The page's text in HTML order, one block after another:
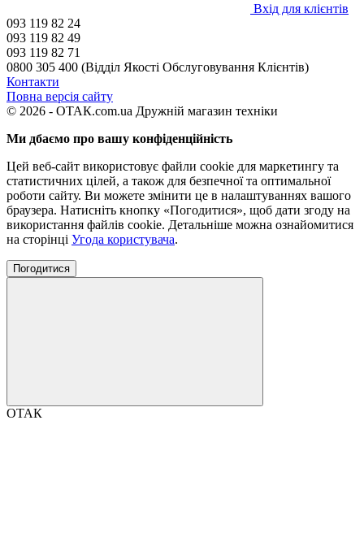
Вхід для клієнтів
093 119 82 24
093 119 82 49
093 119 82 71
0800 305 400 (Відділ Якості Обслуговування Клієнтів)
Контакти
Повна версія сайту
© 2026 - ОТАК.com.ua Дружній магазин техніки
Ми дбаємо про вашу конфіденційність
Цей веб-сайт використовує файли cookie для маркетингу та
статистичних цілей, а також для безпечної та оптимальної
роботи сайту. Ви можете змінити це в налаштуваннях вашого
браузера. Натисніть кнопку «Погодитися», щоб дати згоду на
використання файлів cookie. Детальніше можна ознайомитися
на сторінці Угода користувача.
Погодитися
ОТАК